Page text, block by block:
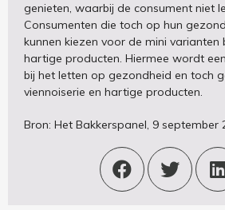
genieten, waarbij de consument niet
Consumenten die toch op hun
kunnen kiezen voor de mini varianten
hartige producten. Hiermee wordt
bij het letten op gezondheid en toch
viennoiserie en hartige producten.
Bron: Het Bakkerspanel, 9 september